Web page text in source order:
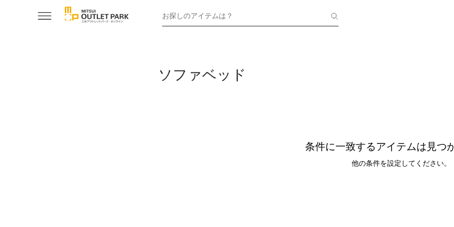
お探しのアイテムは？
ソファベッド
条件に一致するアイテムは見つ
他の条件を設定してください。